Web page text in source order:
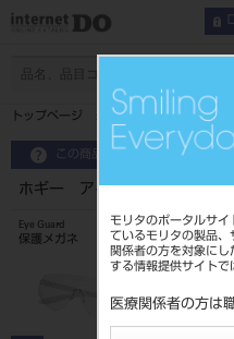
モリタのポータルサイ
ているモリタの製品
関係者の方を対象に
する情報提供サイトで
医療関係者の方は
トップページ ホギー アイガード
この商品に関するお問い合わせ
ホギー アイガード ブラック
Eye Guard
保護メガネ
インデックス